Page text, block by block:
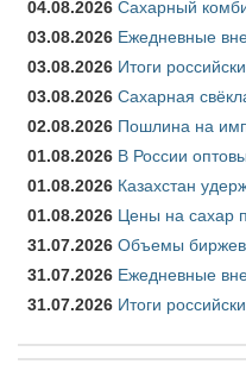
04.08.2026 Сахарный
03.08.2026 Ежедневные
03.08.2026 Итоги
03.08.2026 Сахарная
02.08.2026 Пошлина на
01.08.2026 В России
01.08.2026 Казахстан
01.08.2026 Цены на сахар
31.07.2026 Объемы
31.07.2026 Ежедневные
31.07.2026 Итоги